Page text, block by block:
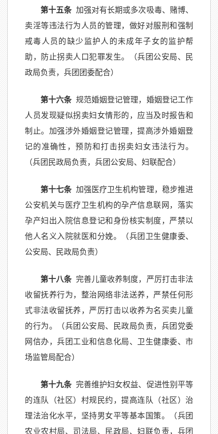
第十五条 加强对有长期或多次吸毒、赌博、
卖淫等违法行为人员的管理，做好对服刑和强制
戒毒人员的缺少监护人的未成年子女的监护帮
助，防止拐卖人口犯罪发生。（兵团公安局、民
政局负责，兵团团委配合）
第十六条 规范婚姻登记管理，婚姻登记工作
人员发现疑似拐卖妇女情形的，应当及时报告和
制止。加强涉外婚姻登记管理，提高涉外婚姻登
记的准确性，预防和打击拐卖妇女违法行为。
（兵团民政局负责，兵团公安局、妇联配合）
第十七条 加强医疗卫生机构管理，稳步推进
公安机关与医疗卫生机构的孕产信息联网，落实
孕产妇出入院信息登记和身份核实制度，严禁以
他人名义入院就医和分娩。（兵团卫生健康委、
公安局、民政局负责）
第十八条 完善儿童收养制度，严厉打击非法
收留抚养行为，整治网络非法送养，严禁任何形
式非法收留抚养，严厉打击以收养为名买卖儿童
的行为。（兵团公安局、民政局负责，兵团党委
网信办，兵团工业和信息化局、卫生健康委、市
场监管局配合）
第十九条 完善维护妇女权益、促进性别平等
的连队（社区）村规民约，提高连队（社区）治
理法治化水平，坚持男女平等基本国策。（兵团
农业农村局、司法局、民政局、妇联负责，兵团